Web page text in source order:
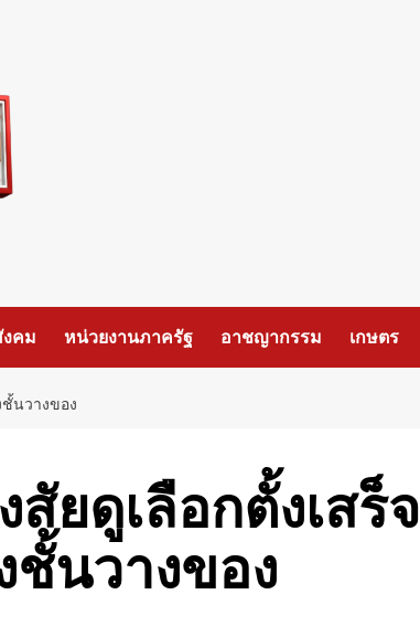
งคม หน่วยงานภาครัฐ อาชญากรรม เกษตร
ชั้นวางของ
สัยดูเลือกตั้งเสร็จ
นวางของ